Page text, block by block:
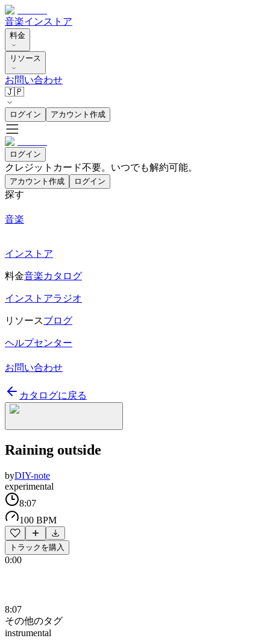
音楽インストア
料金
リソース
お問い合わせ
🇯🇵
ログイン アカウント作成
ログイン
クレジットカード不要。いつでも解約可能。
アカウント作成 ログイン
探す
音楽
インストア
料金音楽カタログ
インストアラジオ
リソースブログ
ヘルプセンター
お問い合わせ
カタログに戻る
Raining outside
byDIY-note
experimental
8:07
100 BPM
トラックを購入
0:00
8:07
その他のタグ
instrumental